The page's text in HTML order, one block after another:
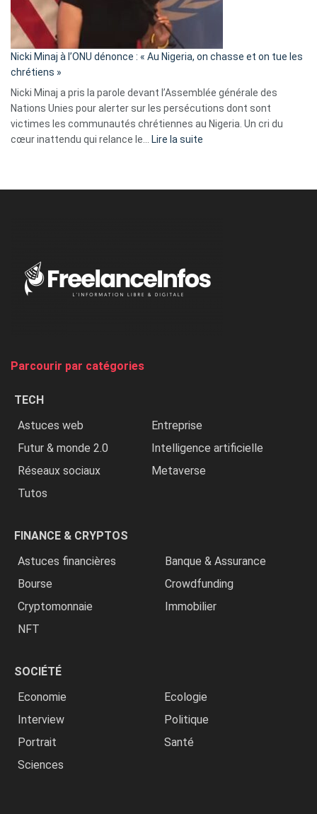
tout
parle
ses
tripes »
Nicki Minaj à l’ONU dénonce : « Au Nigeria, on chasse et on tue les
chrétiens »
Nicki Minaj a pris la parole devant l’Assemblée générale des
Nations Unies pour alerter sur les persécutions dont sont
victimes les communautés chrétiennes au Nigeria. Un cri du
cœur inattendu qui relance le… Lire la suite
Nigeria,
Parcourir par catégories
TECH
Astuces web
Entreprise
Futur & monde 2.0
Intelligence artificielle
Réseaux sociaux
Metaverse
Tutos
FINANCE & CRYPTOS
Astuces financières
Banque & Assurance
Bourse
Crowdfunding
Cryptomonnaie
Immobilier
NFT
SOCIÉTÉ
Economie
Ecologie
Interview
Politique
Portrait
Santé
Sciences